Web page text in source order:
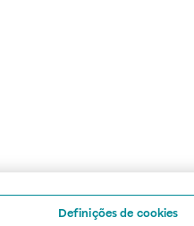
Definições de cookies